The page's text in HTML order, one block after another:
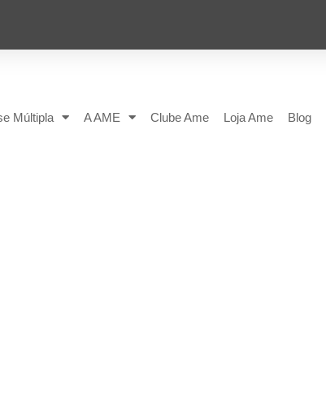
Múltipla A AME Clube Ame Loja Ame Blog